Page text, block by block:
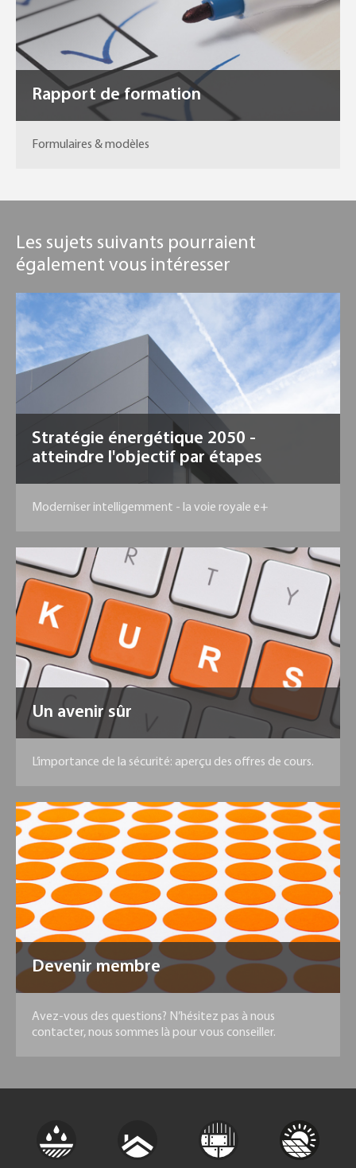
Rapport de formation
Formulaires & modèles
Les sujets suivants pourraient
également vous intéresser
Stratégie énergétique 2050 -
atteindre l'objectif par étapes
Moderniser intelligemment - la voie royale e+
Un avenir sûr
L’importance de la sécurité: aperçu des offres de cours.
Devenir membre
Avez-vous des questions? N’hésitez pas à nous
contacter, nous sommes là pour vous conseiller.